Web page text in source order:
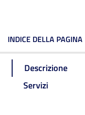
INDICE DELLA PAGINA
Descrizione
Servizi